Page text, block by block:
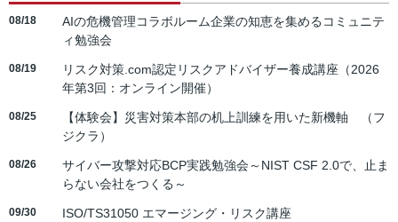
08/18
AIの危機管理コラボルーム企業の知恵を集めるコミュニテ
ィ勉強会
08/19
リスク対策.com認定リスクアドバイザー養成講座（2026
年第3回：オンライン開催）
08/25
【体験会】災害対策本部の机上訓練を用いた新機軸 （フ
ジクラ）
08/26
サイバー攻撃対応BCP実践勉強会～NIST CSF 2.0で、止ま
らない会社をつくる～
09/30 ISO/TS31050 エマージング・リスク講座